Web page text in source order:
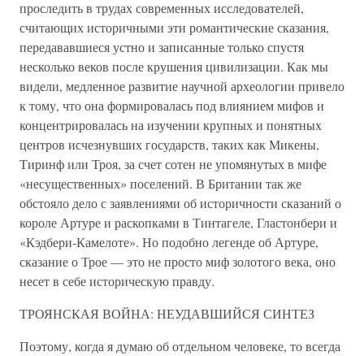
проследить в трудах современных исследователей,
считающих историчными эти романтические сказания,
передававшиеся устно и записанные только спустя
несколько веков после крушения цивилизации. Как мы
видели, медленное развитие научной археологии привело
к тому, что она формировалась под влиянием мифов и
концентрировалась на изучении крупных и понятных
центров исчезнувших государств, таких как Микены,
Тиринф или Троя, за счет сотен не упомянутых в мифе
«несущественных» поселений. В Британии так же
обстояло дело с заявлениями об историчности сказаний о
короле Артуре и раскопками в Тинтагеле, Гластонбери и
«Кэдбери-Камелоте». Но подобно легенде об Артуре,
сказание о Трое — это не просто миф золотого века, оно
несет в себе историческую правду.
ТРОЯНСКАЯ ВОЙНА: НЕУДАВШИЙСЯ СИНТЕЗ
Поэтому, когда я думаю об отдельном человеке, то всегда